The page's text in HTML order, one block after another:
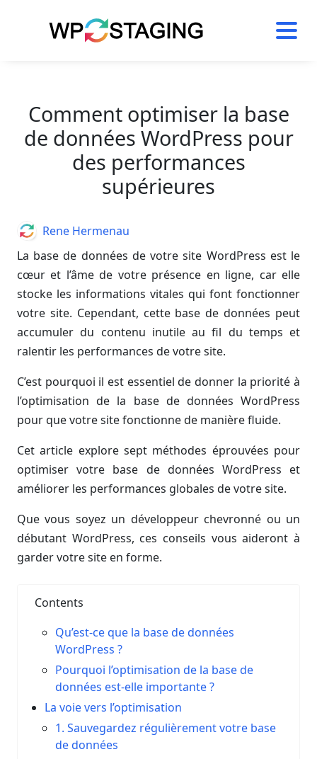
Comment optimiser la base
de données WordPress pour
des performances
supérieures
La base de données de votre site WordPress est le
cœur et l’âme de votre présence en ligne, car elle
stocke les informations vitales qui font fonctionner
votre site. Cependant, cette base de données peut
accumuler du contenu inutile au fil du temps et
ralentir les performances de votre site.
C’est pourquoi il est essentiel de donner la priorité à
l’optimisation de la base de données WordPress
pour que votre site fonctionne de manière fluide.
Cet article explore sept méthodes éprouvées pour
optimiser votre base de données WordPress et
améliorer les performances globales de votre site.
Que vous soyez un développeur chevronné ou un
débutant WordPress, ces conseils vous aideront à
garder votre site en forme.
Contents
Qu’est-ce que la base de données
WordPress ?
Pourquoi l’optimisation de la base de
données est-elle importante ?
La voie vers l’optimisation
1. Sauvegardez régulièrement votre base
de données
AuthorRene Hermenau